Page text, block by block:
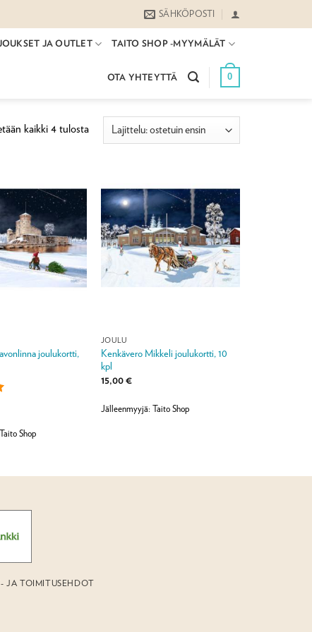
SÄHKÖPOSTI
JA OUTLET TAITO SHOP -MYYMÄLÄT
OTA YHTEYTTÄ 0
kaikki 4 tulostaSuosituimmat
ensin
joulukortti,
Shop
JOULU
Kenkävero Mikkeli joulukortti, 10
kpl
15,00€
Jälleenmyyjä: Taito Shop
JA TOIMITUSEHDOT